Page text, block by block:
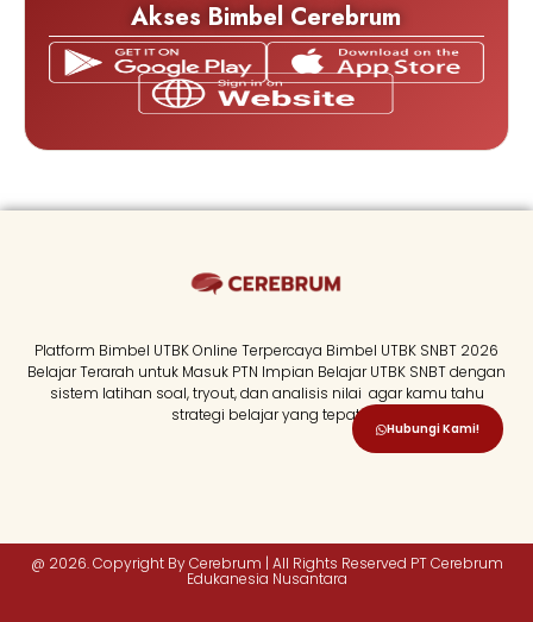
Akses Bimbel Cerebrum
Platform Bimbel UTBK Online Terpercaya Bimbel UTBK SNBT 2026
Belajar Terarah untuk Masuk PTN Impian Belajar UTBK SNBT dengan
sistem latihan soal, tryout, dan analisis nilai agar kamu tahu
strategi belajar yang tepat.
@ 2026. Copyright By Cerebrum | All Rights Reserved PT Cerebrum
Edukanesia Nusantara​
Hubungi Kami!